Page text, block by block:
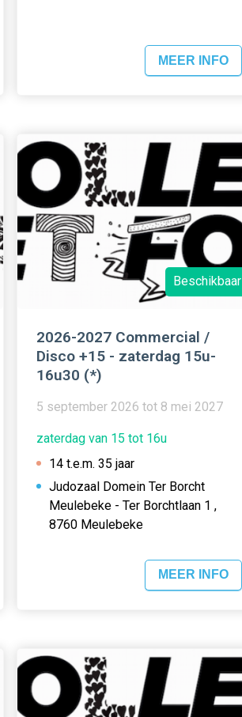
MEER INFO
Beschikbaar
2026-2027 Commercial /
Disco +15 - zaterdag 15u-
16u30 (*)
5 september 2026 tot 8 mei 2027
zaterdag van 15 tot 16u
14 t.e.m. 35 jaar
Judozaal Domein Ter Borcht
Meulebeke - Ter Borchtlaan 1 ,
8760 Meulebeke
MEER INFO